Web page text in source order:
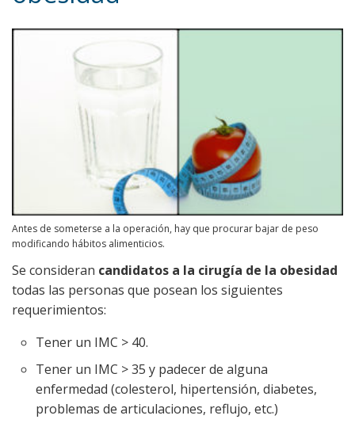
Antes de someterse a la operación, hay que procurar bajar de peso
modificando hábitos alimenticios.
Se consideran candidatos a la cirugía de la obesidad
todas las personas que posean los siguientes
requerimientos:
Tener un IMC > 40.
Tener un IMC > 35 y padecer de alguna
enfermedad (colesterol, hipertensión, diabetes,
problemas de articulaciones, reflujo, etc.)